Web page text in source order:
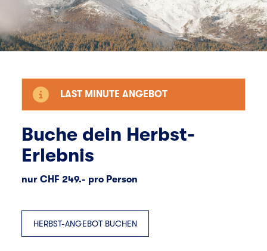
LAST MINUTE ANGEBOT
Buche dein Herbst-
Erlebnis
nur CHF 249.- pro Person
HERBST-ANGEBOT BUCHEN